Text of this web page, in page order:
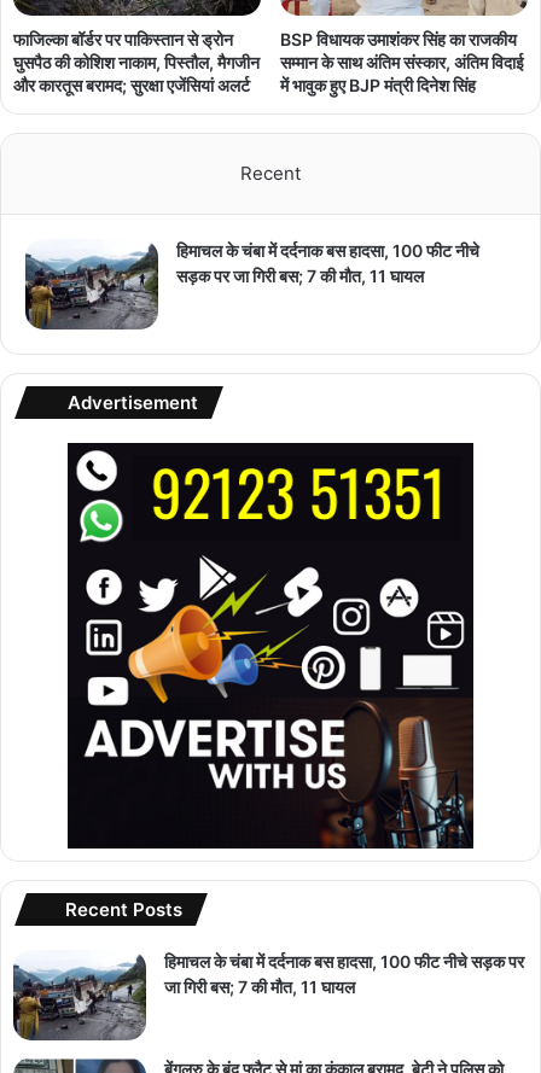
फाजिल्का बॉर्डर पर पाकिस्तान से ड्रोन
घुसपैठ की कोशिश नाकाम, पिस्तौल, मैगजीन
और कारतूस बरामद; सुरक्षा एजेंसियां अलर्ट
BSP विधायक उमाशंकर सिंह का राजकीय
सम्मान के साथ अंतिम संस्कार, अंतिम विदाई
में भावुक हुए BJP मंत्री दिनेश सिंह
Recent
हिमाचल के चंबा में दर्दनाक बस हादसा, 100 फीट नीचे
सड़क पर जा गिरी बस; 7 की मौत, 11 घायल
Advertisement
Recent Posts
हिमाचल के चंबा में दर्दनाक बस हादसा, 100 फीट नीचे सड़क पर
जा गिरी बस; 7 की मौत, 11 घायल
बेंगलुरु के बंद फ्लैट से मां का कंकाल बरामद, बेटी ने पुलिस को